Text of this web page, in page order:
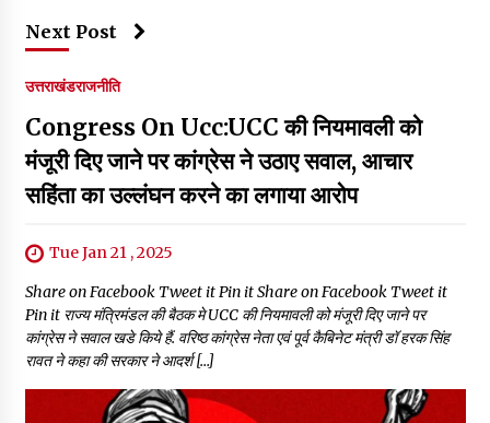
Next Post
उत्तराखंडराजनीति
Congress On Ucc:UCC की नियमावली को
मंजूरी दिए जाने पर कांग्रेस ने उठाए सवाल, आचार
सहिंता का उल्लंघन करने का लगाया आरोप
Tue Jan 21 , 2025
Share on Facebook Tweet it Pin it Share on Facebook Tweet it
Pin it राज्य मंत्रिमंडल की बैठक मे UCC की नियमावली को मंजूरी दिए जाने पर
कांग्रेस ने सवाल खडे किये हैं. वरिष्ठ कांग्रेस नेता एवं पूर्व कैबिनेट मंत्री डॉ हरक सिंह
रावत ने कहा की सरकार ने आदर्श […]